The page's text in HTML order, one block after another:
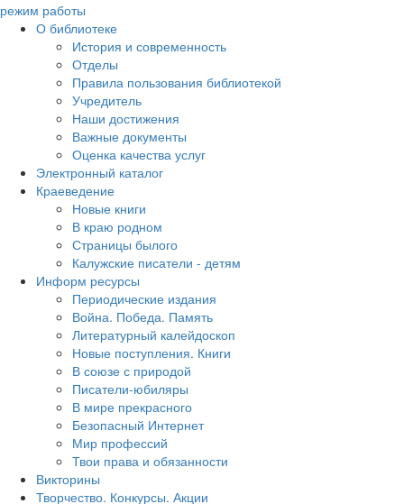
режим работы
О библиотеке
История и современность
Отделы
Правила пользования библиотекой
Учредитель
Наши достижения
Важные документы
Оценка качества услуг
Электронный каталог
Краеведение
Новые книги
В краю родном
Страницы былого
Калужские писатели - детям
Информ ресурсы
Периодические издания
Война. Победа. Память
Литературный калейдоскоп
Новые поступления. Книги
В союзе с природой
Писатели-юбиляры
В мире прекрасного
Безопасный Интернет
Мир профессий
Твои права и обязанности
Викторины
Творчество. Конкурсы. Акции